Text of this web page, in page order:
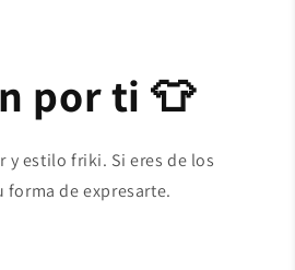
por ti 👕
y estilo friki. Si eres de los
de expresarte.